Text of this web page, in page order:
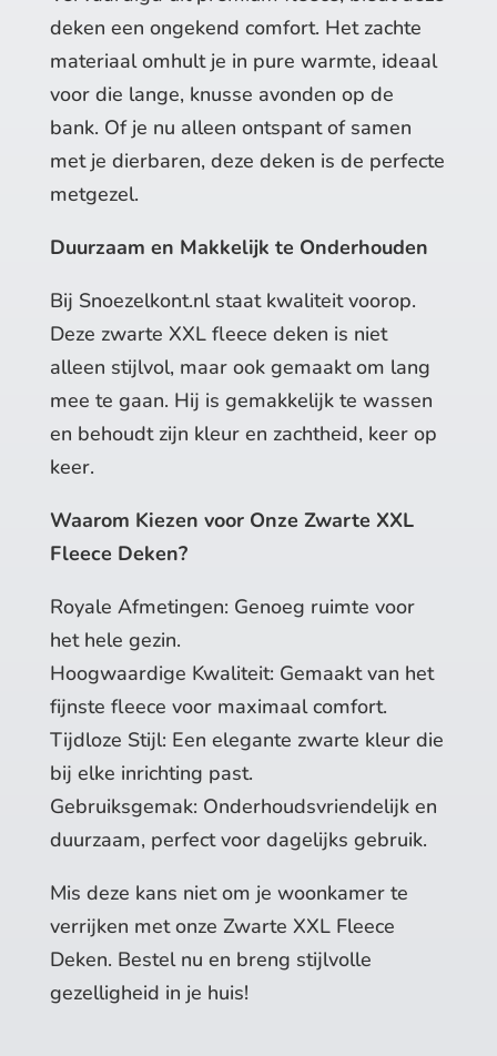
deken een ongekend comfort. Het zachte
materiaal omhult je in pure warmte, ideaal
voor die lange, knusse avonden op de
bank. Of je nu alleen ontspant of samen
met je dierbaren, deze deken is de perfecte
metgezel.
Duurzaam en Makkelijk te Onderhouden
Bij Snoezelkont.nl staat kwaliteit voorop.
Deze zwarte XXL fleece deken is niet
alleen stijlvol, maar ook gemaakt om lang
mee te gaan. Hij is gemakkelijk te wassen
en behoudt zijn kleur en zachtheid, keer op
keer.
Waarom Kiezen voor Onze Zwarte XXL
Fleece Deken?
Royale Afmetingen: Genoeg ruimte voor
het hele gezin.
Hoogwaardige Kwaliteit: Gemaakt van het
fijnste fleece voor maximaal comfort.
Tijdloze Stijl: Een elegante zwarte kleur die
bij elke inrichting past.
Gebruiksgemak: Onderhoudsvriendelijk en
duurzaam, perfect voor dagelijks gebruik.
Mis deze kans niet om je woonkamer te
verrijken met onze Zwarte XXL Fleece
Deken. Bestel nu en breng stijlvolle
gezelligheid in je huis!